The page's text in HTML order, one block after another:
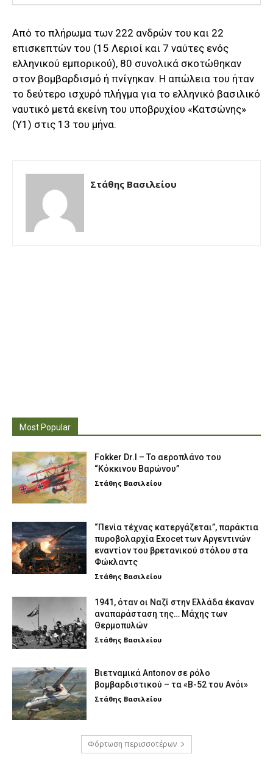
Από το πλήρωμα των 222 ανδρών του και 22
επισκεπτών του (15 Λεριοί και 7 ναύτες ενός
ελληνικού εμπορικού), 80 συνολικά σκοτώθηκαν
στον βομβαρδισμό ή πνίγηκαν. Η απώλεια του ήταν
το δεύτερο ισχυρό πλήγμα για το ελληνικό βασιλικό
ναυτικό μετά εκείνη του υποβρυχίου «Κατσώνης»
(Υ1) στις 13 του μήνα.
Στάθης Βασιλείου
Most Popular
Fokker Dr.I – To αεροπλάνο του
“Κόκκινου Βαρώνου”
Στάθης Βασιλείου
“Πενία τέχνας κατεργάζεται”, παράκτια
πυροβολαρχία Exocet των Αργεντινών
εναντίον του βρετανικού στόλου στα
Φώκλαντς
Στάθης Βασιλείου
1941, όταν οι Ναζί στην Ελλάδα έκαναν
αναπαράσταση της… Μάχης των
Θερμοπυλών
Στάθης Βασιλείου
Βιετναμικά Antonov σε ρόλο
βομβαρδιστικού – τα «Β-52 του Ανόι»
Στάθης Βασιλείου
Φόρτωση περισσοτέρων